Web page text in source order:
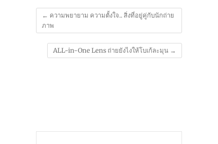
← ความพยายาม ความตั้งใจ.. สิ่งที่อยู่คู่กับนักถ่าย
ภาพ
ALL-in-One Lens ถ่ายยังไงให้โบเก้ละมุน →